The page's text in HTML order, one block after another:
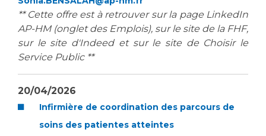
** Cette offre est à retrouver sur la page LinkedIn
AP-HM (onglet des Emplois), sur le site de la FHF,
sur le site d'Indeed et sur le site de Choisir le
Service Public **
20/04/2026
Infirmière de coordination des parcours de
soins des patientes atteintes